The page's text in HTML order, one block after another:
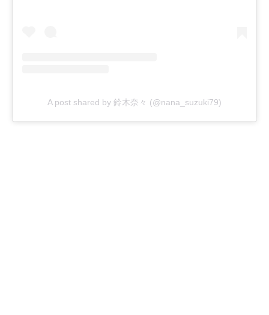
A post shared by 鈴木奈々 (@nana_suzuki79)